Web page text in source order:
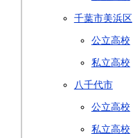
千葉市美浜区
公立高校
私立高校
八千代市
公立高校
私立高校